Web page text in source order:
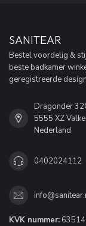
SANITEAR
Bestel voordelig &
beste badkamer
geregistreerde
Dragonder
5555 XZ
Nederland
0402024112
KVK nummer: